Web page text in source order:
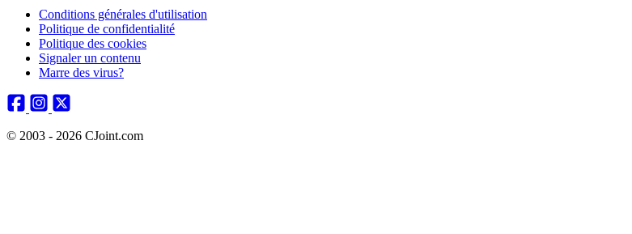
Conditions générales d'utilisation
Politique de confidentialité
Politique des cookies
Signaler un contenu
Marre des virus?
© 2003 - 2026 CJoint.com